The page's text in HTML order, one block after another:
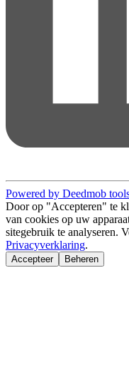
Powered by Deedmob
Door op "Accepteren" te
van cookies op uw
sitegebruik te analyseren.
Privacyverklaring.
Accepteer Beheren